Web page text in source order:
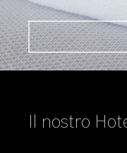
Il nostro